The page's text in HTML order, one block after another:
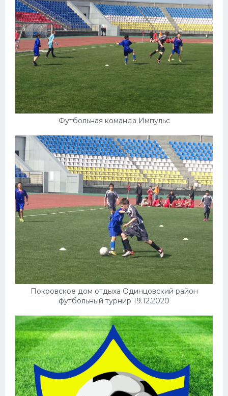
Футбольная команда Импульс
Покровское дом отдыха Одинцовский район
футбольный турнир 19.12.2020